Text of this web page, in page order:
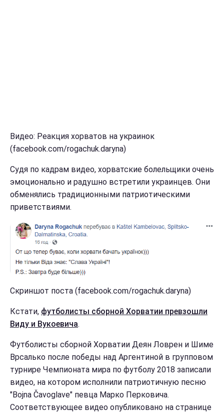
Видео: Реакция хорватов на украинок
(facebook.com/rogachuk.daryna)
Судя по кадрам видео, хорватские болельщики очень
эмоционально и радушно встретили украинцев. Они
обменялись традиционными патриотическими
приветствиями.
Скриншот поста (facebook.com/rogachuk.daryna)
Кстати, футболисты сборной Хорватии превзошли
Виду и Вукоевича.
Футболисты сборной Хорватии Деян Ловрен и Шиме
Врсалько после победы над Аргентиной в групповом
турнире Чемпионата мира по футболу 2018 записали
видео, на котором исполнили патриотичную песню
"Bojna Čavoglave" певца Марко Перковича.
Соответствующее видео опубликовано на странице